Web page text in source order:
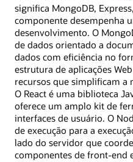
significa MongoDB,
componente desempenha
desenvolvimento. O
de dados orientado a
dados com eficiência no
estrutura de aplicações
recursos que simplificam a
O React é uma biblioteca
oferece um amplo kit de
interfaces de usuário. O
de execução para a
lado do servidor que
componentes de front-end